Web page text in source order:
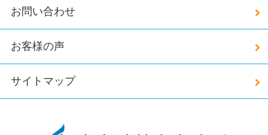
お問い合わせ
お客様の声
サイトマップ